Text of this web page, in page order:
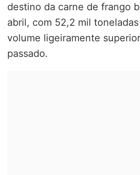
destino da carne de frango
abril, com 52,2 mil
volume ligeiramente
passado.